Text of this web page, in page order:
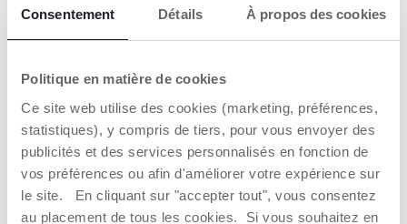
Consentement Détails À propos des cookies
Politique en matière de cookies
Ce site web utilise des cookies (marketing, préférences,
statistiques), y compris de tiers, pour vous envoyer des
publicités et des services personnalisés en fonction de
vos préférences ou afin d'améliorer votre expérience sur
le site. En cliquant sur "accepter tout", vous consentez
au placement de tous les cookies. Si vous souhaitez en
2 sur 2
LES TASSES ÉVOLUTIVES POUR
APPRENDRE À BOIRE DE FAÇON